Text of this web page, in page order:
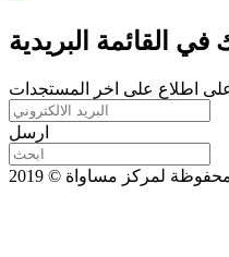
في القائمة البريدية
على اطلاع على اخر المستجدات
ارسل
لمركز مساواة © 2019